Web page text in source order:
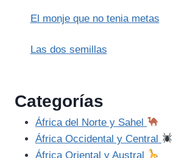
El monje que no tenia metas
Las dos semillas
Categorías
África del Norte y Sahel
África Occidental y Central
África Oriental y Austral